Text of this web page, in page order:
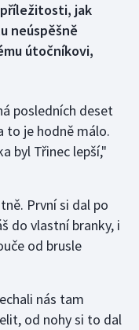
jak
neúspěšně
útočníkovi,
posledních deset
to je hodně málo.
byl Třinec lepší,"
První si dal po
do vlastní branky, i
od brusle
nás tam
od nohy si to dal